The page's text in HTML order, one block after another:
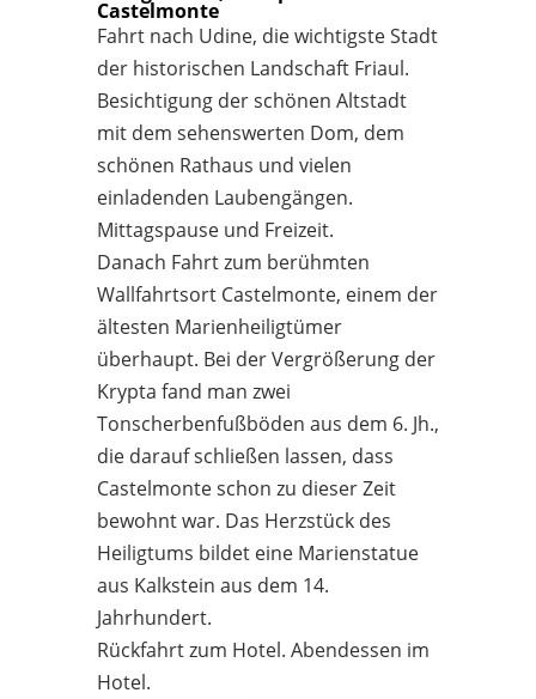
Castelmonte
Fahrt nach Udine, die wichtigste Stadt
der historischen Landschaft Friaul.
Besichtigung der schönen Altstadt
mit dem sehenswerten Dom, dem
schönen Rathaus und vielen
einladenden Laubengängen.
Mittagspause und Freizeit.
Danach Fahrt zum berühmten
Wallfahrtsort Castelmonte, einem der
ältesten Marienheiligtümer
überhaupt. Bei der Vergrößerung der
Krypta fand man zwei
Tonscherbenfußböden aus dem 6. Jh.,
die darauf schließen lassen, dass
Castelmonte schon zu dieser Zeit
bewohnt war. Das Herzstück des
Heiligtums bildet eine Marienstatue
aus Kalkstein aus dem 14.
Jahrhundert.
Rückfahrt zum Hotel. Abendessen im
Hotel.